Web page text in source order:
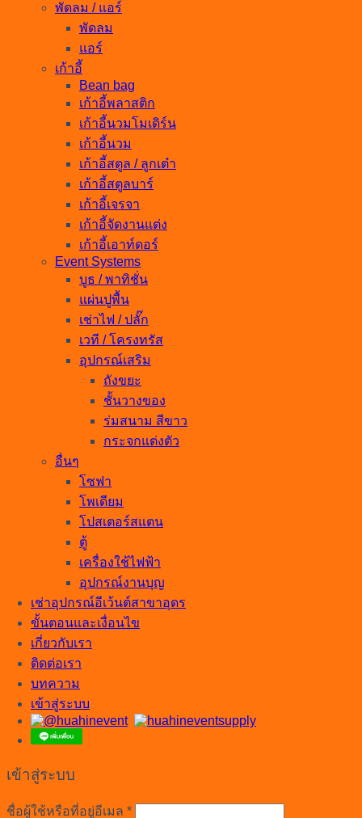
พัดลม / แอร์
พัดลม
แอร์
เก้าอี้
Bean bag
เก้าอี้พลาสติก
เก้าอี้นวมโมเดิร์น
เก้าอี้นวม
เก้าอี้สตูล / ลูกเต๋า
เก้าอี้สตูลบาร์
เก้าอี้เจรจา
เก้าอี้จัดงานแต่ง
เก้าอี้เอาท์ดอร์
Event Systems
บูธ / พาทิชั่น
แผ่นปูพื้น
เช่าไฟ / ปลั๊ก
เวที / โครงทรัส
อุปกรณ์เสริม
ถังขยะ
ชั้นวางของ
ร่มสนาม สีขาว
กระจกแต่งตัว
อื่นๆ
โซฟา
โพเดียม
โปสเตอร์สแตน
ตู้
เครื่องใช้ไฟฟ้า
อุปกรณ์งานบุญ
เช่าอุปกรณ์อีเว้นต์สาขาอุดร
ขั้นตอนและเงื่อนไข
เกี่ยวกับเรา
ติดต่อเรา
บทความ
เข้าสู่ระบบ
เข้าสู่ระบบ
ชื่อผู้ใช้หรือที่อยู่อีเมล *ต้องการ